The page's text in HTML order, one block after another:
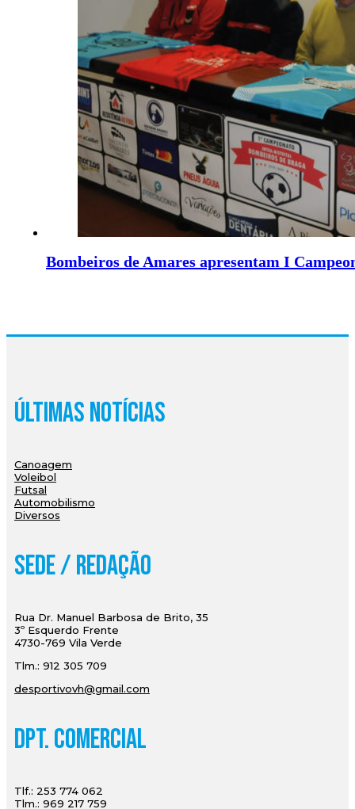
Bombeiros de Amares apresentam I
Últimas Notícias
Canoagem
Voleibol
Futsal
Automobilismo
Diversos
Sede / Redação
Rua Dr. Manuel Barbosa de Brito, 35
3º Esquerdo Frente
4730-769 Vila Verde
Tlm.: 912 305 709
desportivovh@gmail.com
Dpt. Comercial
Tlf.: 253 774 062
Tlm.: 969 217 759